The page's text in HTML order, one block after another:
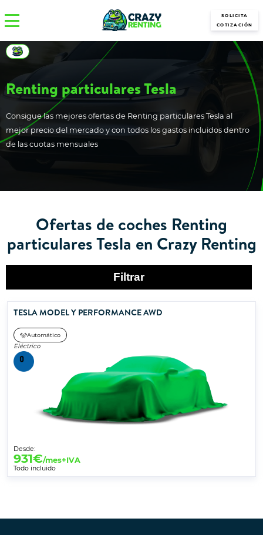
SOLICITA
COTIZACIÓN
Renting particulares Tesla
Consigue las mejores ofertas de Renting particulares Tesla al
mejor precio del mercado y con todos los gastos incluidos dentro
de las cuotas mensuales
Ofertas de coches Renting
particulares Tesla en Crazy Renting
Filtrar
TESLA MODEL Y PERFORMANCE AWD
Automático
Eléctrico
Desde:
931€/mes+IVA
Todo incluido